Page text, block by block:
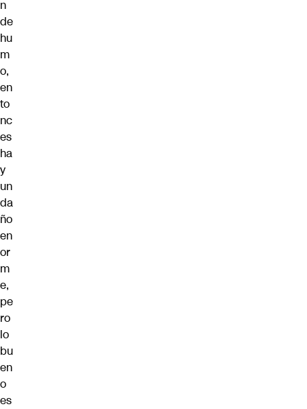
n
de
hu
m
o,
en
to
nc
es
ha
y
un
da
ño
en
or
m
e,
pe
ro
lo
bu
en
o
es